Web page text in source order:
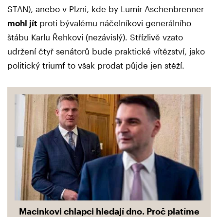
STAN), anebo v Plzni, kde by Lumír Aschenbrenner
mohl jít proti bývalému náčelníkovi generálního
štábu Karlu Řehkovi (nezávislý). Střízlivě vzato
udržení čtyř senátorů bude praktické vítězství, jako
politický triumf to však prodat půjde jen stěží.
Macinkovi chlapci hledají dno. Proč platíme